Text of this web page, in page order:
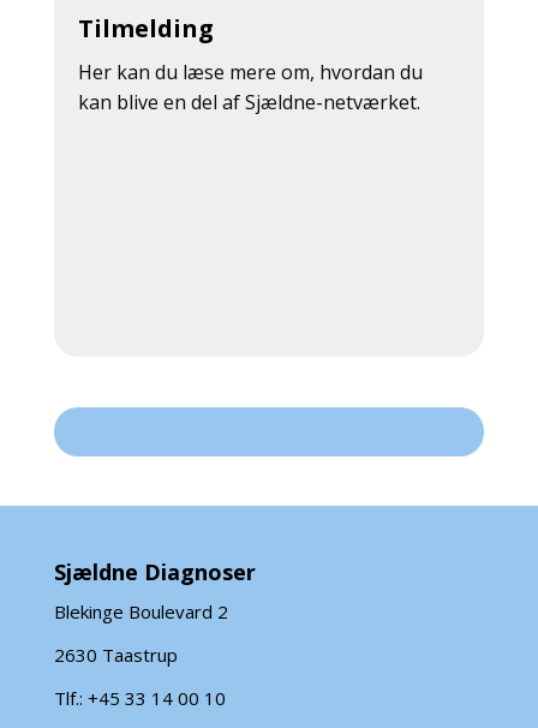
Tilmelding
Her kan du læse mere om, hvordan du
kan blive en del af Sjældne-netværket.
Sjældne Diagnoser
Blekinge Boulevard 2
2630 Taastrup
Tlf.: +45 33 14 00 10